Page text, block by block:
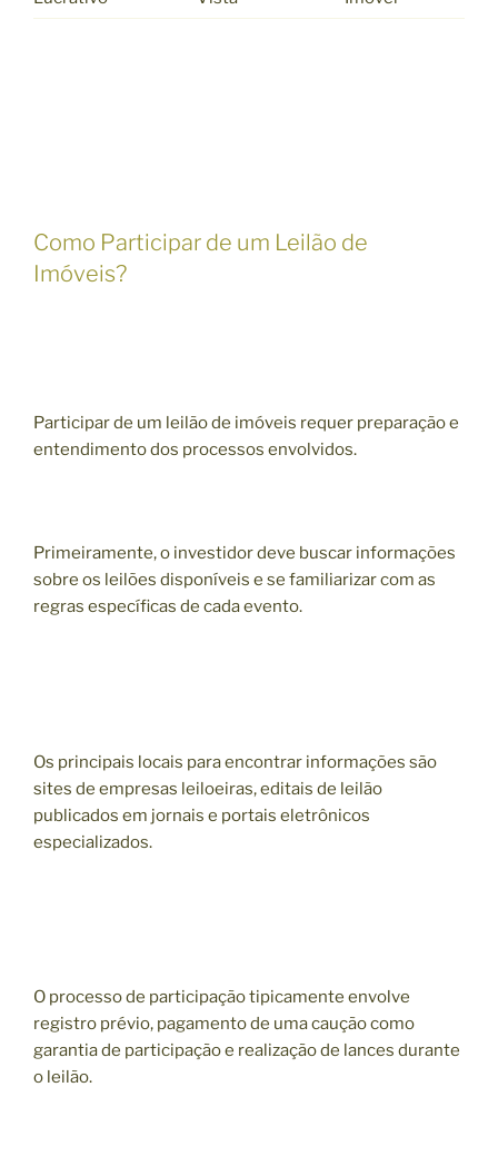
Como Participar de um Leilão de
Imóveis?
Participar de um leilão de imóveis requer preparação e
entendimento dos processos envolvidos.
Primeiramente, o investidor deve buscar informações
sobre os leilões disponíveis e se familiarizar com as
regras específicas de cada evento.
Os principais locais para encontrar informações são
sites de empresas leiloeiras, editais de leilão
publicados em jornais e portais eletrônicos
especializados.
O processo de participação tipicamente envolve
registro prévio, pagamento de uma caução como
garantia de participação e realização de lances durante
o leilão.